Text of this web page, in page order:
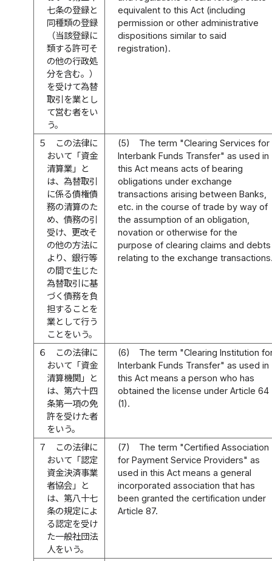
七条の登録と
同種類の登録
（当該登録に
類する許可そ
の他の行政処
分を含む。）
を受けて為替
取引を業とし
て営む者をい
う。
equivalent to this Act (including
permission or other administrative
dispositions similar to said
registration).
５
この法律に
おいて「資金
清算業」と
は、為替取引
に係る債権債
務の清算のた
め、債務の引
受け、更改そ
の他の方法に
より、銀行等
の間で生じた
為替取引に基
づく債務を負
担することを
業として行う
ことをいう。
(5)
The term "Clearing Services for
Interbank Funds Transfer" as used in
this Act means acts of bearing
obligations under exchange
transactions arising between Banks,
etc. in the course of trade by way of
the assumption of an obligation,
novation or otherwise for the
purpose of clearing claims and debts
relating to the exchange
６
この法律に
おいて「資金
清算機関」と
は、第六十四
条第一項の免
許を受けた者
をいう。
(6)
The term "Clearing Institution
Interbank Funds Transfer" as used in
this Act means a person who has
obtained the license under Article 64
(1).
７
この法律に
おいて「認定
資金決済事業
者協会」と
は、第八十七
条の規定によ
る認定を受け
た一般社団法
人をいう。
(7)
The term "Certified Association
for Payment Service Providers" as
used in this Act means a general
incorporated association that has
been granted the certification under
Article 87.